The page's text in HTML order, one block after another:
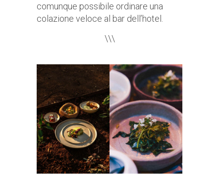
comunque possibile ordinare una
colazione veloce al bar dell’hotel.
\\\